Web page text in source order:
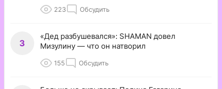
223 Обсудить
3
«Дед разбушевался»: SHAMAN довел
Мизулину — что он натворил
155 Обсудить